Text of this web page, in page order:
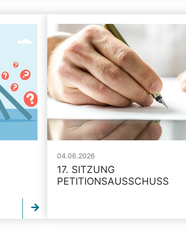
04.06.2026
17. SITZUNG
PETITIONSAUSSCHUSS